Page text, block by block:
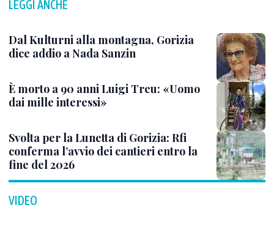
LEGGI ANCHE
Dal Kulturni alla montagna, Gorizia
dice addio a Nada Sanzin
È morto a 90 anni Luigi Treu: «Uomo
dai mille interessi»
Svolta per la Lunetta di Gorizia: Rfi
conferma l’avvio dei cantieri entro la
fine del 2026
VIDEO